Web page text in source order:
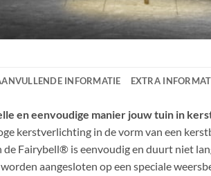
INFORMATIE EXTRA
en eenvoudige manier jouw tuin in
kerstverlichting in de vorm van een
Fairybell® is eenvoudig en duurt niet
aangesloten op een speciale